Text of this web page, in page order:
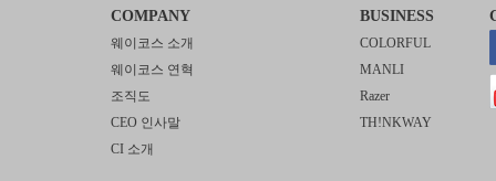
COMPANY
웨이코스 소개
웨이코스 연혁
조직도
CEO 인사말
CI 소개
BUSINESS
COLORFUL
MANLI
Razer
TH!NKWAY